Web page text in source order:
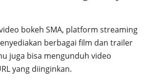
bokeh SMA, platform streaming
berbagai film dan trailer
juga bisa mengunduh video
yang diinginkan.